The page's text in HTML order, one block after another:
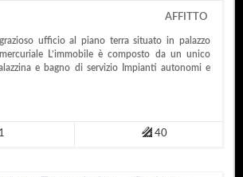
AFFITTO
ufficio al piano terra situato in palazzo
L’immobile è composto da un unico
e bagno di servizio Impianti autonomi e
1 40